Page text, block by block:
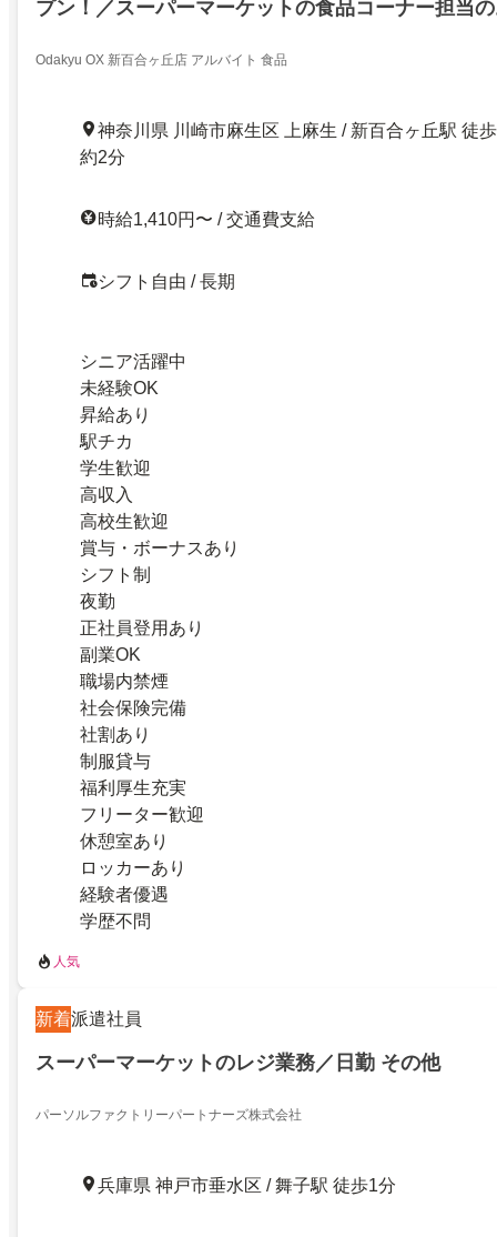
プン！／スーパーマーケットの食品コーナー担当
Odakyu OX 新百合ヶ丘店 アルバイト 食品
神奈川県 川崎市麻生区 上麻生 / 新百合ヶ丘駅 徒歩
約2分
時給1,410円〜 / 交通費支給
シフト自由 / 長期
シニア活躍中
未経験OK
昇給あり
駅チカ
学生歓迎
高収入
高校生歓迎
賞与・ボーナスあり
シフト制
夜勤
正社員登用あり
副業OK
職場内禁煙
社会保険完備
社割あり
制服貸与
福利厚生充実
フリーター歓迎
休憩室あり
ロッカーあり
経験者優遇
学歴不問
人気
新着派遣社員
スーパーマーケットのレジ業務／日勤 その他
パーソルファクトリーパートナーズ株式会社
兵庫県 神戸市垂水区 / 舞子駅 徒歩1分